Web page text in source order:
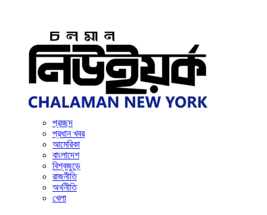
প্রচ্ছদ
প্রধান খবর
আমেরিকা
বাংলাদেশ
বিশ্বজুড়ে
রাজনীতি
অর্থনীতি
খেলা